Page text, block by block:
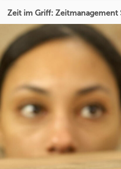
Zeit im Griff: Zeitmanagement